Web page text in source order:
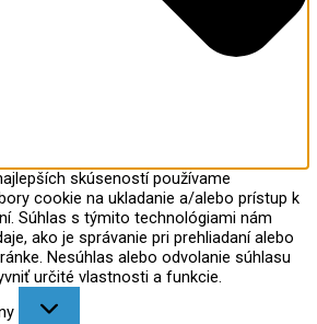
skúseností používame
cookie na ukladanie a/alebo prístup k
Súhlas s týmito technológiami nám
ako je správanie pri prehliadaní alebo
Nesúhlas alebo odvolanie súhlasu
určité vlastnosti a funkcie.